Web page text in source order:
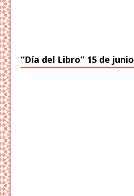
“Día del Libro” 15 de junio